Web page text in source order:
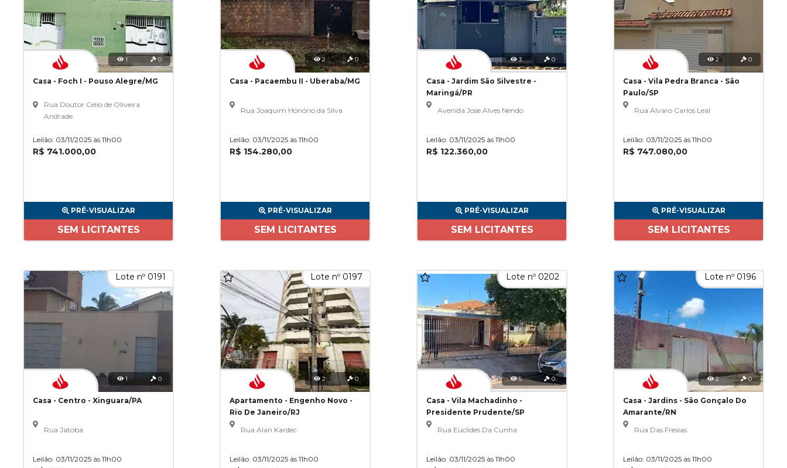
1 0
Casa - Foch I - Pouso Alegre/MG
Rua Doutor Celio de Oliveira
Andrade
Leilão: 03/11/2025 às 11h00
R$ 741.000,00
PRÉ-VISUALIZAR
SEM LICITANTES
2 0
Casa - Pacaembu II - Uberaba/MG
Rua Joaquim Honório da Silva
Leilão: 03/11/2025 às 11h00
R$ 154.280,00
PRÉ-VISUALIZAR
SEM LICITANTES
3 0
Casa - Jardim São Silvestre -
Maringá/PR
Avenida Jose Alves Nendo
Leilão: 03/11/2025 às 11h00
R$ 122.360,00
PRÉ-VISUALIZAR
SEM LICITANTES
2 0
Casa - Vila Pedra Branca - São
Paulo/SP
Rua Alvaro Carlos Leal
Leilão: 03/11/2025 às 11h00
R$ 747.080,00
PRÉ-VISUALIZAR
SEM LICITANTES
Lote nº 0191
1 0
Casa - Centro - Xinguara/PA
Rua Jatoba
Leilão: 03/11/2025 às 11h00
Lote nº 0197
2 0
Apartamento - Engenho Novo -
Rio De Janeiro/RJ
Rua Alan Kardec
Leilão: 03/11/2025 às 11h00
Lote nº 0202
5 0
Casa - Vila Machadinho -
Presidente Prudente/SP
Rua Euclides Da Cunha
Leilão: 03/11/2025 às 11h00
Lote nº 0196
2 0
Casa - Jardins - São Gonçalo Do
Amarante/RN
Rua Das Fresias
Leilão: 03/11/2025 às 11h00